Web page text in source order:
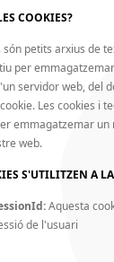
COOKIES?
són petits arxius de
per
servidor web, del
Les cookies i
emmagatzemar un
web.
S'UTILITZEN A
Aquesta
de l'usuari
relació qualitat/
blanc o en
digital laminada:
simplement amb